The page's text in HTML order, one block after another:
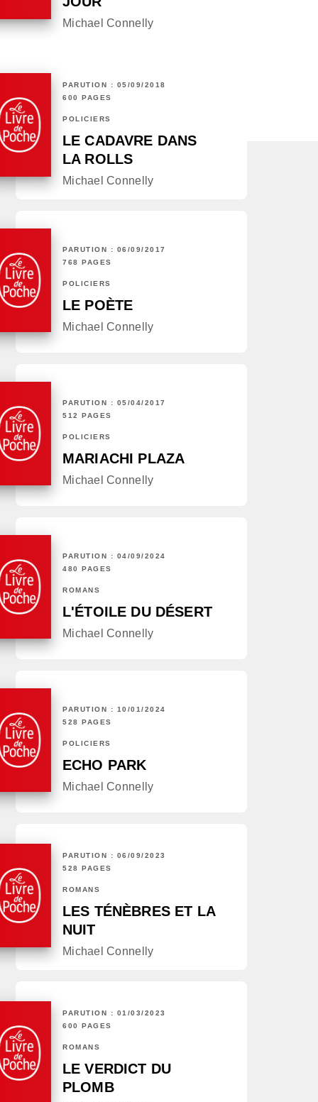
Michael Connelly
PARUTION : 05/09/2018
600 PAGES
POLICIERS
LE CADAVRE DANS
LA ROLLS
Michael Connelly
PARUTION : 06/09/2017
768 PAGES
POLICIERS
LE POÈTE
Michael Connelly
PARUTION : 05/04/2017
512 PAGES
POLICIERS
MARIACHI PLAZA
Michael Connelly
PARUTION : 04/09/2024
480 PAGES
ROMANS
L'ÉTOILE DU DÉSERT
Michael Connelly
PARUTION : 10/01/2024
528 PAGES
POLICIERS
ECHO PARK
Michael Connelly
PARUTION : 06/09/2023
528 PAGES
ROMANS
LES TÉNÈBRES ET LA
NUIT
Michael Connelly
PARUTION : 01/03/2023
600 PAGES
ROMANS
LE VERDICT DU
PLOMB